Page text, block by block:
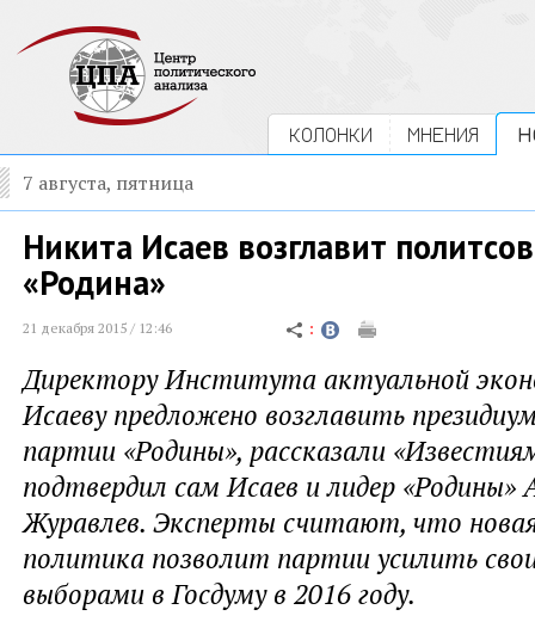
КОЛОНКИ МНЕНИЯ
7 августа, пятница
Никита Исаев возглавит
«Родина»
21 декабря 2015 / 12:46
Директору Института актуальной
Исаеву предложено возглавить
партии «Родины», рассказали
подтвердил сам Исаев и лидер «Родины»
Журавлев. Эксперты считают, что
политика позволит партии усилить
выборами в Госдуму в 2016 году.